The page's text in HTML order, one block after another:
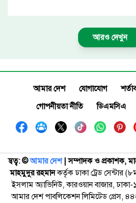
আরও দেখুন
আমার দেশ যোগাযোগ
গোপনীয়তা নীতি
ডিএমসিএ
স্বত্ব: ©️আমার দেশ| সম্পাদক ও প্রকাশক,
মাহমুদুর রহমানকর্তৃক ঢাকা ট্রেড সেন্টার
ইসলাম অ্যাভিনিউ, কারওয়ান বাজার,
আমার দেশ পাবলিকেশন লিমিটেড প্রেস,